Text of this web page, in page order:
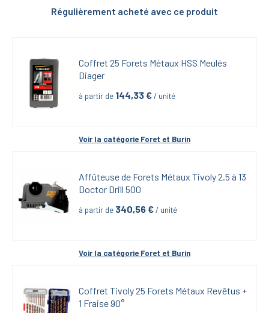
Régulièrement acheté avec ce produit
Coffret 25 Forets Métaux HSS Meulés
Diager
à partir de 144,33 € / unité
Voir la catégorie Foret et Burin
Affûteuse de Forets Métaux Tivoly 2.5 à 13
Doctor Drill 500
à partir de 340,56 € / unité
Voir la catégorie Foret et Burin
Coffret Tivoly 25 Forets Métaux Revêtus +
1 Fraise 90°